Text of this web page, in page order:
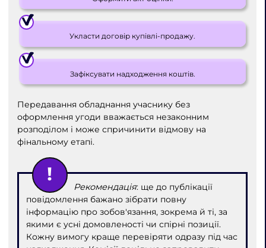
Укласти договір купівлі-продажу.
Зафіксувати надходження коштів.
Передавання обладнання учаснику без
оформлення угоди вважається незаконним
розподілом і може спричинити відмову на
фінальному етапі.
Рекомендація: ще до публікації
повідомлення бажано зібрати повну
інформацію про зобов'язання, зокрема й ті, за
якими є усні домовленості чи спірні позиції.
Кожну вимогу краще перевіряти одразу під час